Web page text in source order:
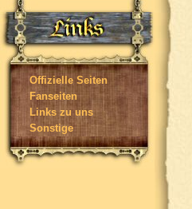
Offizielle Seiten
Fanseiten
Links zu uns
Sonstige